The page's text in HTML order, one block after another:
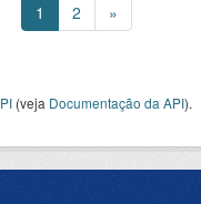
1 2 »
(veja Documentação da API).